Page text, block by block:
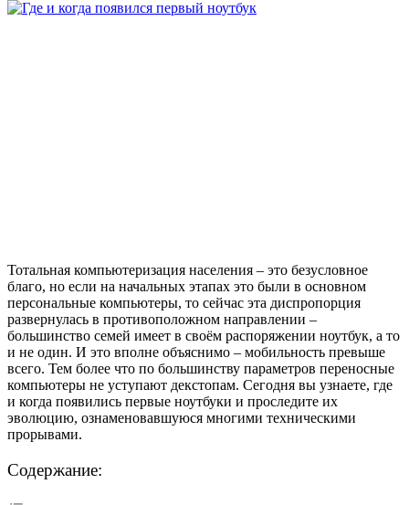
Тотальная компьютеризация населения – это безусловное
благо, но если на начальных этапах это были в основном
персональные компьютеры, то сейчас эта диспропорция
развернулась в противоположном направлении –
большинство семей имеет в своём распоряжении ноутбук, а то
и не один. И это вполне объяснимо – мобильность превыше
всего. Тем более что по большинству параметров переносные
компьютеры не уступают декстопам. Сегодня вы узнаете, где
и когда появились первые ноутбуки и проследите их
эволюцию, ознаменовавшуюся многими техническими
прорывами.
Содержание: